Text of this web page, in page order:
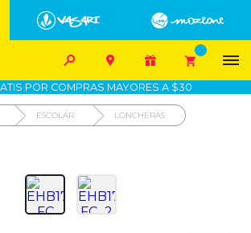
 
   
VASARI (827274) MIS PEDIDOS
COMO COMPRAR DEVOLUCIÓN SIN COSTO
POR COMPRAS MAYORES A $30
ESCOLAR LONCHERAS